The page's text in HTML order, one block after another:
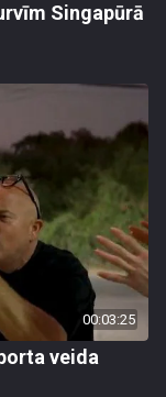
Singapūrā
00:03:25
veida